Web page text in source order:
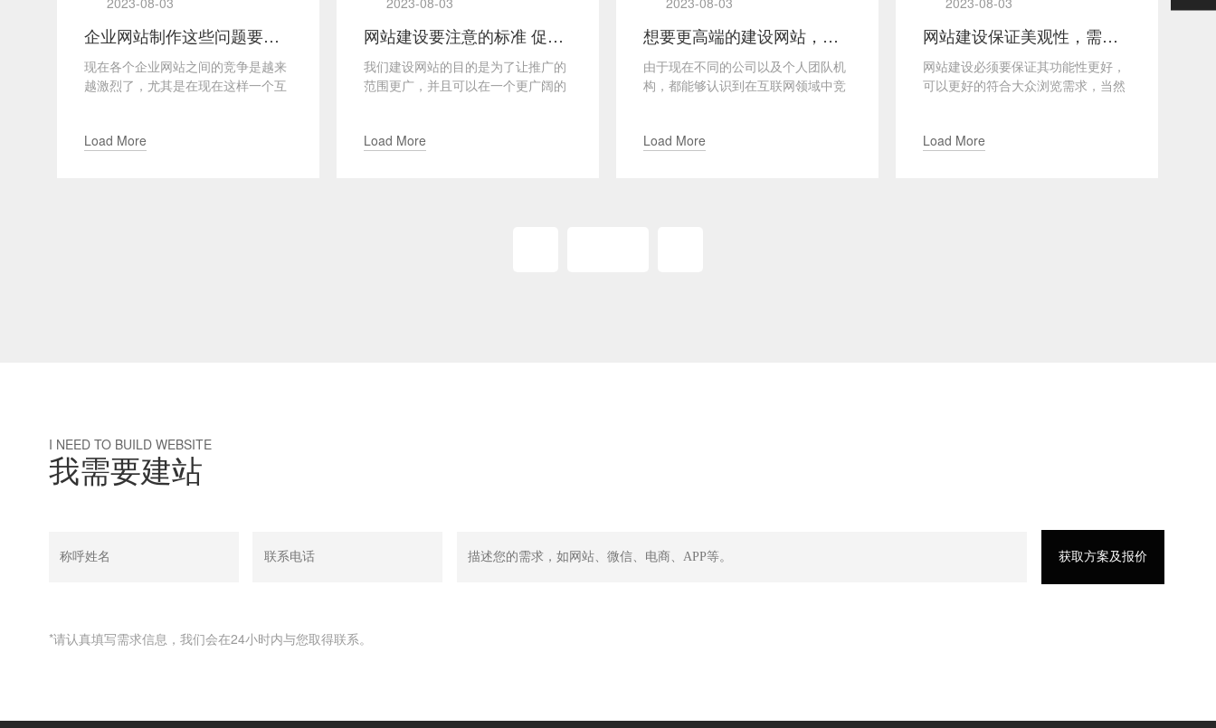
企业网站制作这些问题要关注
现在各个企业网站之间的竞争是越来
越激烈了，尤其是在现在这样一个互
Load More
网站建设要注意的标准 促进网站用户好感度
我们建设网站的目的是为了让推广的
范围更广，并且可以在一个更广阔的
Load More
想要更高端的建设网站，这些原则一定要坚持
由于现在不同的公司以及个人团队机
构，都能够认识到在互联网领域中竞
Load More
网站建设保证美观性，需要考虑的几点问题！
网站建设必须要保证其功能性更好，
可以更好的符合大众浏览需求，当然
Load More
I NEED TO BUILD WEBSITE
我需要建站
*请认真填写需求信息，我们会在24小时内与您取得联系。